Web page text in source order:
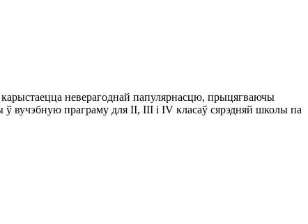
карыстаецца неверагоднай папулярнасцю, прыцягваючы
вучэбную праграму для II, III і IV класаў сярэдняй школы па